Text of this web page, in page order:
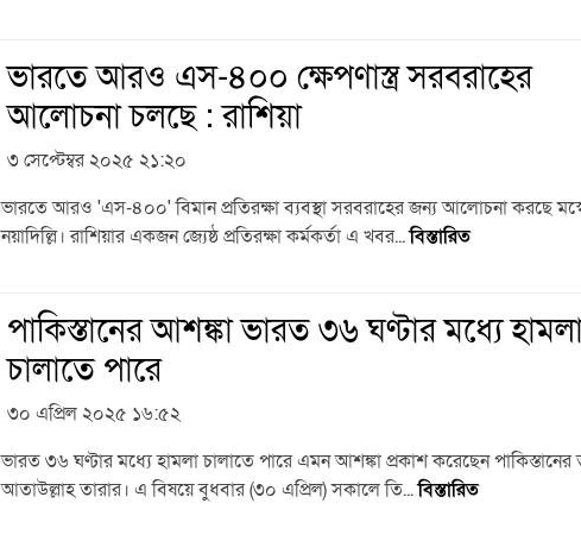
ভারতে আরও এস-৪০০ ক্ষেপণাস্ত্র সরবরাহের
আলোচনা চলছে : রাশিয়া
৩ সেপ্টেম্বর ২০২৫ ২১:২০
ভারতে আরও 'এস-৪০০' বিমান প্রতিরক্ষা ব্যবস্থা সরবরাহের জন্য আলোচনা করছে
নয়াদিল্লি। রাশিয়ার একজন জ্যেষ্ঠ প্রতিরক্ষা কর্মকর্তা এ খবর...বিস্তারিত
পাকিস্তানের আশঙ্কা ভারত ৩৬ ঘণ্টার মধ্যে
চালাতে পারে
৩০ এপ্রিল ২০২৫ ১৬:৫২
ভারত ৩৬ ঘণ্টার মধ্যে হামলা চালাতে পারে এমন আশঙ্কা প্রকাশ করেছেন পাকিস্তানের
আতাউল্লাহ তারার। এ বিষয়ে বুধবার (৩০ এপ্রিল) সকালে তি...বিস্তারিত